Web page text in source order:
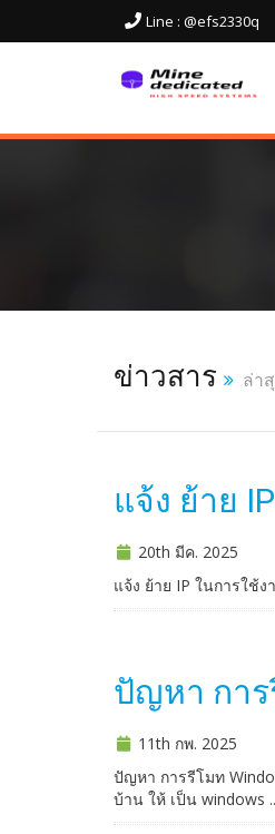
Line : @efs2330q
ข่าวสาร ล่า
แจ้ง ย้าย
20th มีค. 2025
แจ้ง ย้าย IP ในการใช้ง
ปัญหา การ
11th กพ. 2025
ปัญหา การรีโมท
บ้าน ให้ เป็น windows